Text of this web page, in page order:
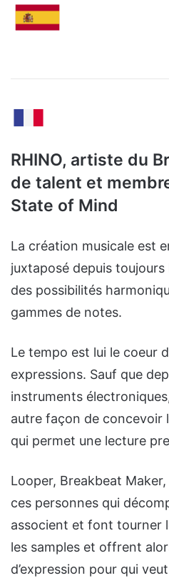
RHINO, artiste du
de talent et
State of Mind
La création musicale est
juxtaposé depuis toujours
des possibilités
gammes de notes.
Le tempo est lui le coeur
expressions. Sauf que
instruments
autre façon de concevoir
qui permet une lecture
Looper, Breakbeat
ces personnes qui
associent et font tourner
les samples et offrent
d’expression pour qui